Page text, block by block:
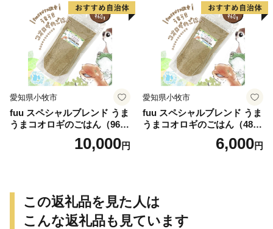
愛知県小牧市
fuu スペシャルブレンド うま
うまコオロギのごはん（960
10,000円
愛知県小牧市
fuu スペシャルブレンド うま
うまコオロギのごはん（480
6,000円
この返礼品を見た人は
こんな返礼品も見ています